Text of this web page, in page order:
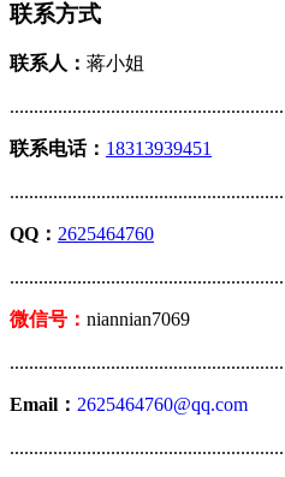
联系方式
联系人： 蒋小姐
联系电话： 18313939451
QQ： 2625464760
微信号： niannian7069
Email： 2625464760@qq.com